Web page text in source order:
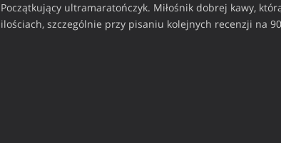
Początkujący ultramaratończyk. Miłośnik dobrej kawy,
ilościach, szczególnie przy pisaniu kolejnych recenzji na